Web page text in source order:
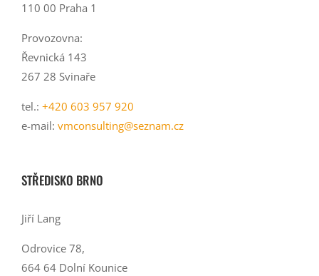
110 00 Praha 1
Provozovna:
Řevnická 143
267 28 Svinaře
tel.: +420 603 957 920
e-mail: vmconsulting@seznam.cz
STŘEDISKO BRNO
Jiří Lang
Odrovice 78,
664 64 Dolní Kounice